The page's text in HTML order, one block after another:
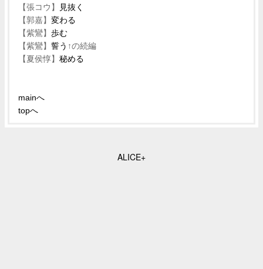
【張コウ】
見抜く
【郭嘉】変わる
【紫鸞】歩む
【紫鸞】誓う ↑の続編
【夏侯惇】秘める
mainへ
topへ
ALICE+